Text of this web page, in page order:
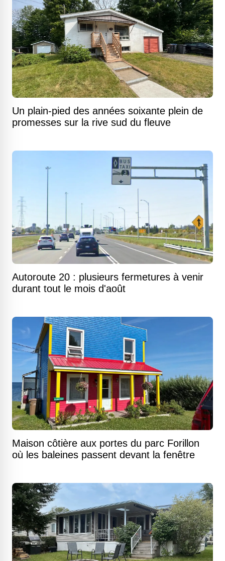
Un plain-pied des années soixante plein de
promesses sur la rive sud du fleuve
Autoroute 20 : plusieurs fermetures à venir
durant tout le mois d'août
Maison côtière aux portes du parc Forillon
où les baleines passent devant la fenêtre